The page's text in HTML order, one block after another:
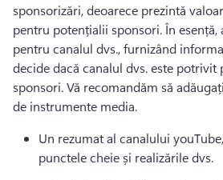
sponsorizări, deoarece prezintă
pentru potențialii sponsori. În esență,
pentru canalul dvs., furnizând
decide dacă canalul dvs. este potrivit
sponsori. Vă recomandăm să
de instrumente media.
Un rezumat al canalului
punctele cheie și realizările dvs.